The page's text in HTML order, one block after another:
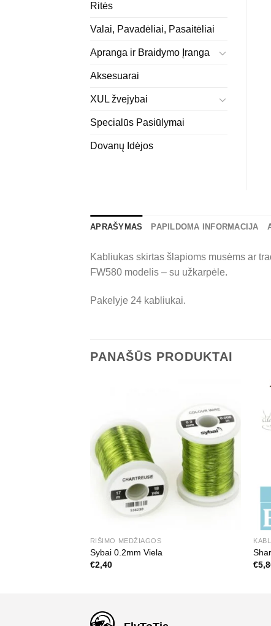
Ritės
Valai, Pavadėliai, Pasaitėliai
Apranga ir Braidymo Įranga
Aksesuarai
XUL žvejybai
Specialūs Pasiūlymai
Dovanų Idėjos
APRAŠYMAS PAPILDOMA INFORMACIJA
Kabliukas skirtas šlapioms musėms ar
FW580 modelis – su užkarpėle.
Pakelyje 24 kabliukai.
PANAŠŪS PRODUKTAI
RIŠIMO MEDŽIAGOS
Sybai 0.2mm Viela
€2,40
€